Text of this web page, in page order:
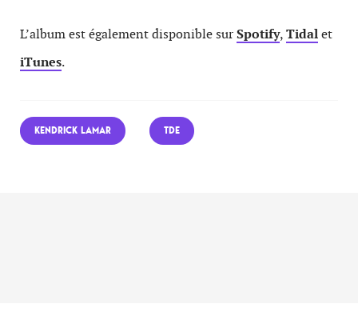
L’album est également disponible surSpotify,Tidalet
iTunes.
KENDRICK LAMAR TDE